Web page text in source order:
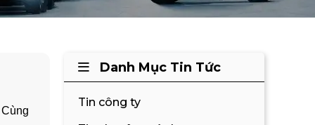
Danh Mục Tin Tức
Tin công ty